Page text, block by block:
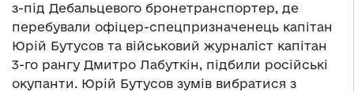
з-під Дебальцевого бронетранспортер, де
перебували офіцер-спецпризначенець капітан
Юрій Бутусов та військовий журналіст капітан
3-го рангу Дмитро Лабуткін, підбили російські
окупанти. Юрій Бутусов зумів вибратися з